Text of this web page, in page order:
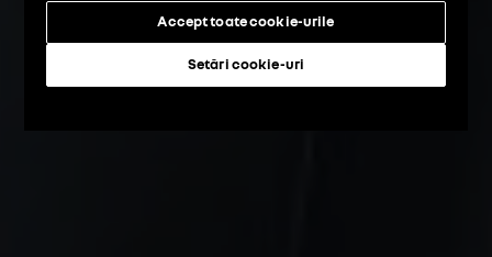
Setări cookie-uri
Accept toate cookie-urile